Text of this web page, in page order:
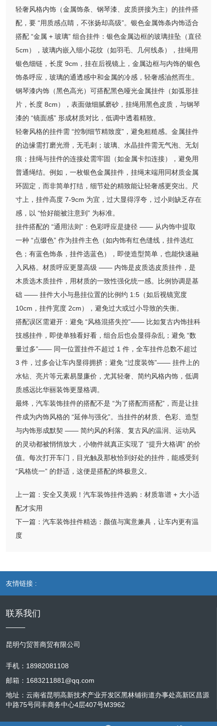
轻奢风格内饰（金属饰条、钢琴漆、皮质拼接为主）的挂件搭
配，要 “用质感点睛，不张扬却高级”。银色金属饰条内饰适合
搭配 “金属 + 玻璃” 组合挂件：银色金属边框的玻璃挂坠（直径
5cm），玻璃内嵌入细小花纹（如羽毛、几何线条），挂绳用
银色细链，长度 9cm，挂在后视镜上，金属边框与内饰的银色
饰条呼应，玻璃的通透感中和金属的冷感，轻奢感油然而生。
钢琴漆内饰（黑色高光）可搭配黑色哑光金属挂件（如弧形挂
片，长度 8cm），表面做细腻磨砂，挂绳用黑色皮质，与钢琴
漆的 “镜面感” 形成材质对比，低调中透着精致。
轻奢风格的挂件需 “控制细节精致度”，避免粗糙感。金属挂件
的边缘需打磨光滑，无毛刺；玻璃、水晶挂件需无气泡、无划
痕；挂绳与挂件的连接处需牢固（如金属卡扣连接），避免用
普通绳结。例如，一枚银色金属挂件，挂绳末端用同材质金属
环固定，而非简单打结，细节处的精致能让轻奢感更突出。尺
寸上，挂件高度 7-9cm 为宜，过大显得浮夸，过小则缺乏存在
感，以 “恰好能被注意到” 为标准。
挂件搭配的 “通用法则”：色彩呼应是捷径 —— 从内饰中提取
一种 “点缀色” 作为挂件主色（如内饰有红色缝线，挂件选红
色；有蓝色饰条，挂件选蓝色），即使造型简单，也能快速融
入风格。材质呼应更显高级 —— 内饰是皮质选皮质挂件，是
木质选木质挂件，用材质的一致性强化统一感。比例协调是基
础 —— 挂件大小与悬挂位置的比例约 1:5（如后视镜宽度
10cm，挂件宽度 2cm），避免过大或过小导致的失衡。
搭配误区需避开：避免 “风格混搭失控”—— 比如复古内饰挂科
技感挂件，即使单独看好看，组合后也会显得杂乱；避免 “数
量过多”—— 同一位置挂件不超过 1 件，全车挂件总数不超过
3 件，过多会让车内显得拥挤；避免 “过度装饰”—— 挂件上的
水钻、亮片等元素易显廉价，尤其轻奢、简约风格内饰，低调
质感远比华丽装饰更显格调。
最终，汽车装饰挂件的搭配不是 “为了搭配而搭配”，而是让挂
件成为内饰风格的 “延伸与强化”。当挂件的材质、色彩、造型
与内饰形成默契 —— 简约风的利落、复古风的温润、运动风
的灵动都被悄悄放大，小物件就真正实现了 “提升大格调” 的价
值。每次打开车门，目光触及那枚恰到好处的挂件，能感受到
“风格统一” 的舒适，这便是搭配的终极意义。
上一篇： 安全又美观！汽车装饰挂件选购：材质靠谱 + 大小适
配才实用
下一篇： 汽车装饰挂件精选：颜值与寓意兼具，让车内更有温
度
友情链接 :
联系我们
昆明勺贸菩商贸有限公司
手机：18982081108
邮箱：1683211881@qq.com
地址：云南省昆明高新技术产业开发区黑林铺街道办事处高新区昌源
中路75号同丰商务中心4层407号M3962